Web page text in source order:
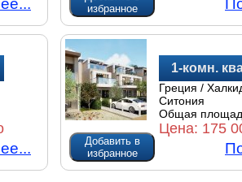
избранное
1-комн.
Греция /
Ситония
Общая
Цена: 175
Добавить в
избранное